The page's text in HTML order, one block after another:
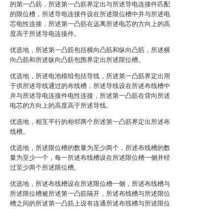
的第一凸筋，所述第一凸筋界定出与所述导电连接件匹配
的限位槽，所述导电连接件设在所述限位槽中并与所述电
芯电性连接，所述第一凸筋在远离所述电芯的方向上的高
度高于所述导电连接件。
优选地，所述第一凸筋包括横向凸筋和纵向凸筋，所述横
向凸筋和所述纵向凸筋包围界定出所述限位槽。
优选地，所述电池模组包括导线，所述第一凸筋界定出用
于供所述导线通过的布线槽，所述导线设在所述布线槽中
并与所述导电连接件电性连接，所述第一凸筋在背向所述
电芯的方向上的高度高于所述导线。
优选地，相互平行的相邻两个所述第一凸筋界定出所述布
线槽。
优选地，所述限位槽的数量为至少两个，所述布线槽的数
量为至少一个，每一所述布线槽设在所述限位槽一侧并经
过至少两个所述限位槽。
优选地，所述布线槽设在所述限位槽一侧，所述布线槽与
所述限位槽被所述第一凸筋隔开，所述布线槽与所述限位
槽之间的所述第一凸筋上设有连通所述布线槽与所述限位